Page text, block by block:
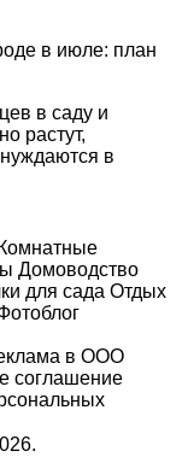
в июле: план
в саду и
растут,
в
Комнатные
Домоводство
для сада Отдых
в ООО
соглашение